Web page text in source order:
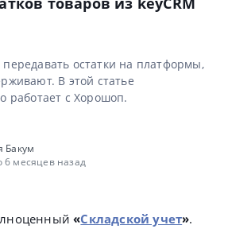
передавать остатки на платформы,
В этой статье
работает с Хорошоп.
Бакум
6 месяцев назад
«Складской учет».